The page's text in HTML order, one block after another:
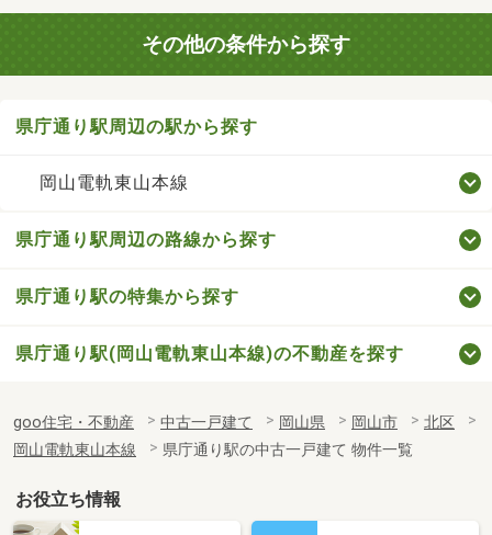
その他の条件から探す
県庁通り駅周辺の駅から探す
岡山電軌東山本線
県庁通り駅周辺の路線から探す
県庁通り駅の特集から探す
県庁通り駅(岡山電軌東山本線)の不動産を探す
goo住宅・不動産 中古一戸建て 岡山県 岡山市
北区
岡山電軌東山本線
県庁通り駅の中古一戸建て 物件一覧
お役立ち情報